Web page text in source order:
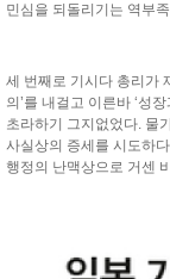
민심을 되돌리기는 역부
세 번째로 기시다 총리가
의’를 내걸고 이른바 ‘성
초라하기 그지없었다. 물
사실상의 증세를 시도하
행정의 난맥상으로 거센